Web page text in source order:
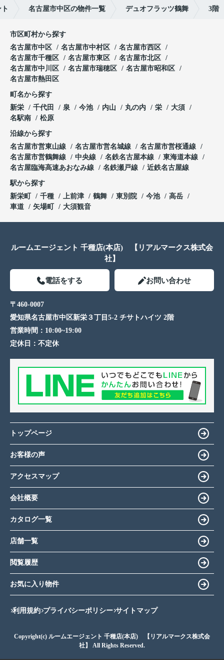
名古屋市中区の物件一覧 デュオフラッツ鶴舞 3階
市区町村から探す
名古屋市中区
名古屋市中村区
名古屋市西区
名古屋市千種区
名古屋市東区
名古屋市北区
名古屋市中川区
名古屋市瑞穂区
名古屋市昭和区
名古屋市熱田区
町名から探す
新栄
千代田 泉 今池 内山 丸の内 栄
大須
名駅南
松原
沿線から探す
名古屋市営東山線
名古屋市営名城線
名古屋市営桜通線
名古屋市営鶴舞線
中央線 名鉄名古屋本線
東海道本線
名古屋臨海高速あおなみ線
名鉄瀬戸線 近鉄名古屋線
駅から探す
新栄町
千種 上前津 鶴舞 東別院 今池
高岳
車道
矢場町 大須観音
ルームエージェント 千種店(本店) 【リアルマークス株式会
社】
電話をする お問い合わせ
〒460-0007
愛知県名古屋市中区新栄３丁目5-2 チサトハイツ 2階
営業時間： 10:00~19:00
定休日： 不定休
トップページ
お客様の声
アクセスマップ
会社概要
カタログ一覧
店舗一覧
閲覧履歴
お気に入り物件
利用規約 プライバシーポリシー サイトマップ
Copyright(c) ルームエージェント 千種店(本店) 【リアルマークス株式会
社】 All Rights Reserved.